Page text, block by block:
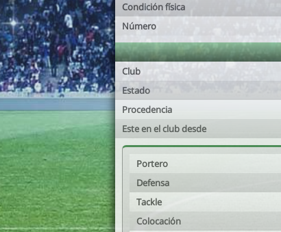
Condición física
Número
Club
Estado
Procedencia
Este en el club desde
Portero
Defensa
Tackle
Colocación